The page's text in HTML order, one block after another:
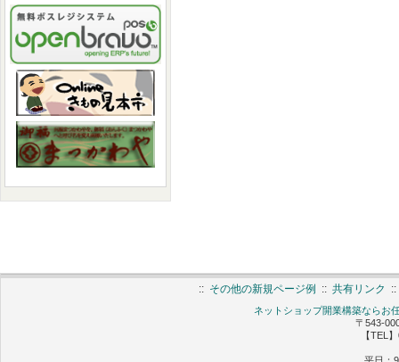
:: その他の新規ページ例 :: 共有リンク
ネットショップ開業構築ならお
〒543-
【TEL